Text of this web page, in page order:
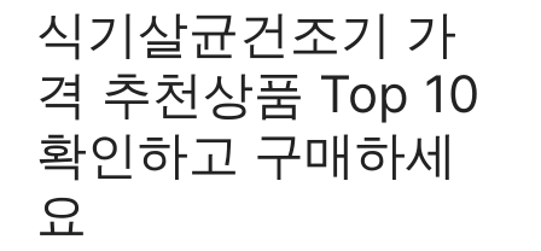
식기살균건조기 가
격 추천상품 Top 10
확인하고 구매하세
요